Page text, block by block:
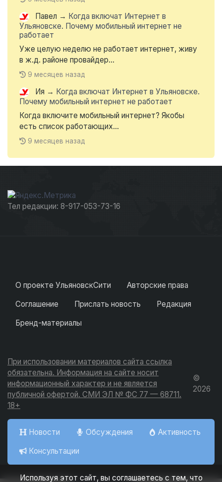
Павел → Когда включат Интернет в
Ульяновске. Почему мобильный интернет не
работает
Уже целую неделю не работает интернет, живу
в ж.д. районе провайдер...
9 месяцев назад
Ия → Когда включат Интернет в Ульяновске.
Почему мобильный интернет не работает
Когда включите мобильный интернет? Якобы
есть список работающих...
9 месяцев назад
Тел редакции: 8-917-053-73-16
О проекте УльяновскСити
Авторские права
Соглашение
Прислать новость
Редакция
Бренд-материалы
При использовании материалов сайта ссылка
обязательна. Информация на сайте носит
информационный характер и не является
публичной офертой. СМИ ЭЛ № ФС 77 — 68711.
18+
©
2026
Новости Обсуждения
Активность
Консультации
Используя этот сайт, вы соглашаетесь с тем, что